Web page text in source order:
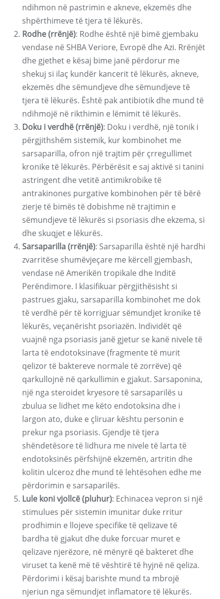
ndihmon në pastrimin e akneve, ekzemës dhe
shpërthimeve të tjera të lëkurës.
Rodhe (rrënjë): Rodhe është një bimë gjembaku
vendase në SHBA Veriore, Evropë dhe Azi. Rrënjët
dhe gjethet e kësaj bime janë përdorur me
shekuj si ilaç kundër kancerit të lëkurës, akneve,
ekzemës dhe sëmundjeve dhe sëmundjeve të
tjera të lëkurës. Është pak antibiotik dhe mund të
ndihmojë në rikthimin e lëmimit të lëkurës.
Doku i verdhë (rrënjë): Doku i verdhë, një tonik i
përgjithshëm sistemik, kur kombinohet me
sarsaparilla, ofron një trajtim për çrregullimet
kronike të lëkurës. Përbërësit e saj aktivë si tanini
astringent dhe vetitë antimikrobike të
antrakinones purgative kombinohen për të bërë
zierje të bimës të dobishme në trajtimin e
sëmundjeve të lëkurës si psoriasis dhe ekzema, si
dhe skuqjet e lëkurës.
Sarsaparilla (rrënjë): Sarsaparilla është një hardhi
zvarritëse shumëvjeçare me kërcell gjembash,
vendase në Amerikën tropikale dhe Inditë
Perëndimore. I klasifikuar përgjithësisht si
pastrues gjaku, sarsaparilla kombinohet me dok
të verdhë për të korrigjuar sëmundjet kronike të
lëkurës, veçanërisht psoriazën. Individët që
vuajnë nga psoriasis janë gjetur se kanë nivele të
larta të endotoksinave (fragmente të murit
qelizor të baktereve normale të zorrëve) që
qarkullojnë në qarkullimin e gjakut. Sarsaponina,
një nga steroidet kryesore të sarsaparilës u
zbulua se lidhet me këto endotoksina dhe i
largon ato, duke e çliruar kështu personin e
prekur nga psoriasis. Gjendje të tjera
shëndetësore të lidhura me nivele të larta të
endotoksinës përfshijnë ekzemën, artritin dhe
kolitin ulceroz dhe mund të lehtësohen edhe me
përdorimin e sarsaparilës.
Lule koni vjollcë (pluhur): Echinacea vepron si një
stimulues për sistemin imunitar duke rritur
prodhimin e llojeve specifike të qelizave të
bardha të gjakut dhe duke forcuar muret e
qelizave njerëzore, në mënyrë që bakteret dhe
viruset ta kenë më të vështirë të hyjnë në qeliza.
Përdorimi i kësaj barishte mund ta mbrojë
njeriun nga sëmundjet inflamatore të lëkurës.